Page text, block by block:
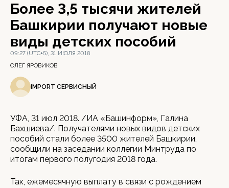
Более 3,5 тысячи жителей
Башкирии получают новые
виды детских пособий
09:27 (UTC+5), 31 ИЮЛЯ 2018
ОЛЕГ ЯРОВИКОВ
IMPORT СЕРВИСНЫЙ
УФА, 31 июл 2018. /ИА «Башинформ», Галина
Бахшиева/. Получателями новых видов детских
пособий стали более 3500 жителей Башкирии,
сообщили на заседании коллегии Минтруда по
итогам первого полугодия 2018 года.
Так, ежемесячную выплату в связи с рождением